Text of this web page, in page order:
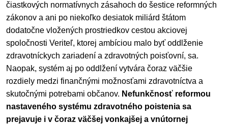
čiastkových normatívnych zásahoch do šestice reformných
zákonov a ani po niekoľko desiatok miliárd štátom
dodatočne vložených prostriedkov cestou akciovej
spoločnosti Veriteľ, ktorej ambíciou malo byť oddlženie
zdravotníckych zariadení a zdravotných poisťovní, sa.
Naopak, systém aj po oddlžení vytvára čoraz väčšie
rozdiely medzi finančnými možnosťami zdravotníctva a
skutočnými potrebami občanov. Nefunkčnosť reformou
nastaveného systému zdravotného poistenia sa
prejavuje i v čoraz väčšej vonkajšej a vnútornej